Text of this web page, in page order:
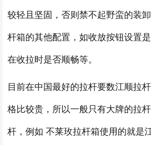
较轻且坚固，否则禁不起野蛮的装
杆箱的其他配置，如收放按钮设置
在收拉时是否顺畅等。
目前在中国最好的拉杆要数江顺拉
格比较贵，所以一般只有大牌的拉
杆，例如 不莱玫拉杆箱使用的就是